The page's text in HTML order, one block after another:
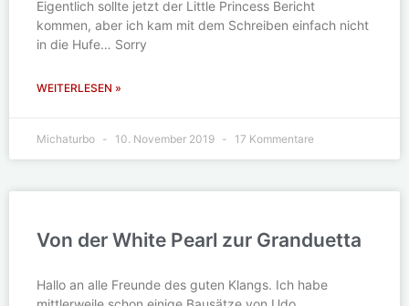
Eigentlich sollte jetzt der Little Princess Bericht
kommen, aber ich kam mit dem Schreiben einfach nicht
in die Hufe… Sorry
WEITERLESEN »
Michaturbo 10. November 2019 17 Kommentare
Von der White Pearl zur Granduetta
Hallo an alle Freunde des guten Klangs. Ich habe